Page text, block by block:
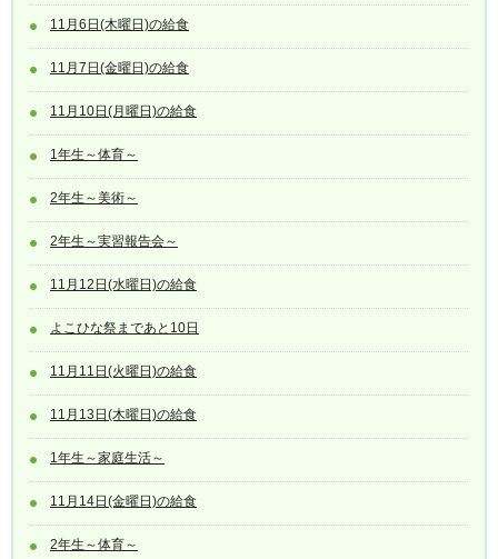
11月6日(木曜日)の給食
11月7日(金曜日)の給食
11月10日(月曜日)の給食
1年生～体育～
2年生～美術～
2年生～実習報告会～
11月12日(水曜日)の給食
よこひな祭まであと10日
11月11日(火曜日)の給食
11月13日(木曜日)の給食
1年生～家庭生活～
11月14日(金曜日)の給食
2年生～体育～